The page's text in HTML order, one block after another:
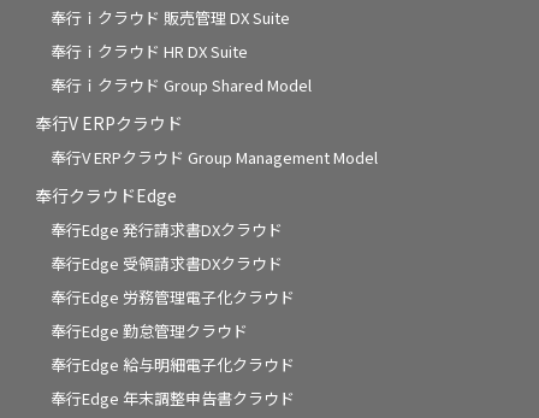
奉行ｉクラウド 販売管理 DX Suite
奉行ｉクラウド HR DX Suite
奉行ｉクラウド Group Shared Model
奉行V ERPクラウド
奉行V ERPクラウド Group Management Model
奉行クラウドEdge
奉行Edge 発行請求書DXクラウド
奉行Edge 受領請求書DXクラウド
奉行Edge 労務管理電子化クラウド
奉行Edge 勤怠管理クラウド
奉行Edge 給与明細電子化クラウド
奉行Edge 年末調整申告書クラウド